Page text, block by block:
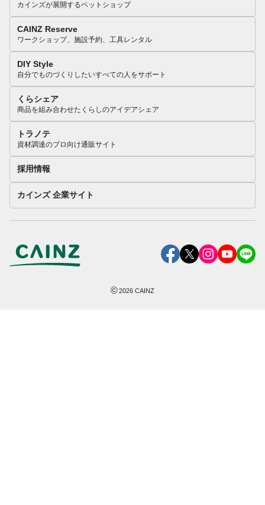
カインズが展開するペットショップ
CAINZ Reserve
ワークショップ、施設予約、工具レンタル
DIY Style
自分でものづくりしたいすべての人をサポート
くらシェア
商品を組み合わせたくらしのアイデアシェア
トラノテ
資材調達のプロ向け通販サイト
採用情報
カインズ 企業サイト
©2026 CAINZ